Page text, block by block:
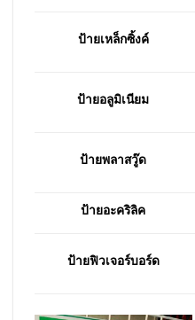
ป้ายเหล็กซิ้งค์
ป้ายอลูมิเนียม
ป้ายพลาสวู๊ด
ป้ายอะคริลิค
ป้ายฟิวเจอร์บอร์ด